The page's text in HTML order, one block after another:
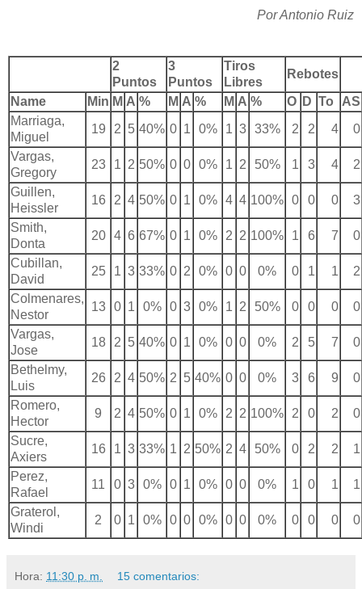
Por Antonio Ruiz
2
Puntos
3
Puntos
Tiros
Libres
Rebotes
Name
Min M A % M A % M A % O D To
AS
Marriaga,
Miguel
19 2 5 40% 0 1 0% 1 3 33% 2 2 4
0
Vargas,
Gregory
23 1 2 50% 0 0 0% 1 2 50% 1 3 4
2
Guillen,
Heissler
16 2 4 50% 0 1 0% 4 4 100% 0 0 0
3
Smith,
Donta
20 4 6 67% 0 1 0% 2 2 100% 1 6 7
0
Cubillan,
David
25 1 3 33% 0 2 0% 0 0 0% 0 1 1
2
Colmenares,
Nestor
13 0 1 0% 0 3 0% 1 2 50% 0 0 0
0
Vargas,
Jose
18 2 5 40% 0 1 0% 0 0 0% 2 5 7
0
Bethelmy,
Luis
26 2 4 50% 2 5 40% 0 0 0% 3 6 9
0
Romero,
Hector
9 2 4 50% 0 1 0% 2 2 100% 2 0 2
0
Sucre,
Axiers
16 1 3 33% 1 2 50% 2 4 50% 0 2 2
1
Perez,
Rafael
11 0 3 0% 0 1 0% 0 0 0% 1 0 1
1
Graterol,
Windi
2 0 1 0% 0 0 0% 0 0 0% 0 0 0 0
Hora: 11:30 p. m. 15 comentarios: